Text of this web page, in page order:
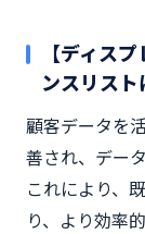
【ディス
ンスリス
顧客データを
善され、デー
これにより、
り、より効率